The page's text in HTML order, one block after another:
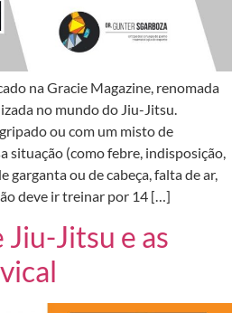
na Gracie Magazine, renomada
no mundo do Jiu-Jitsu.
ou com um misto de
situação (como febre, indisposição,
garganta ou de cabeça, falta de ar,
deve ir treinar por 14 […]
Jitsu e as